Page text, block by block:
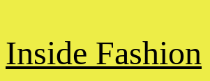
содержимому
Inside Fashion